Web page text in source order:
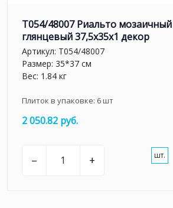
T054/48007 Риальто
глянцевый 37,5x35x1 декор
Артикул: T054/48007
Размер: 35*37 см
Вес: 1.84 кг
Плиток в упаковке: 6шт
2 050.82 руб.
– + шт.